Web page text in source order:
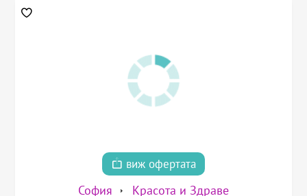
виж офертата
София Красота и Здраве